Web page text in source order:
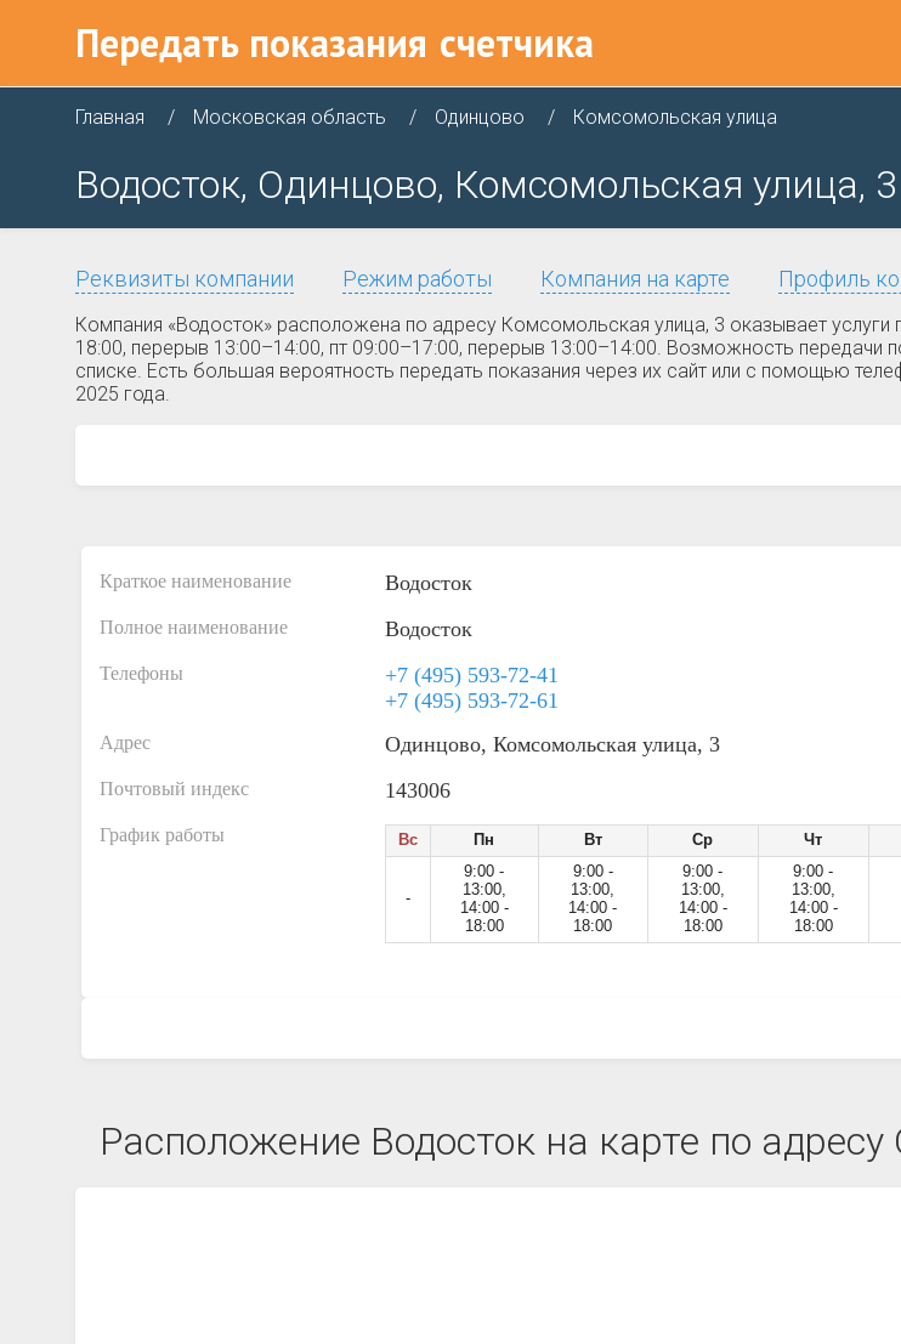
Передать показания счетчика
Главная Московская область Одинцово Комсомольская улица
Водосток, Одинцово, Комсомольская улица, 3
Реквизиты компании Режим работы Компания на карте Профиль
Компания «Водосток» расположена по адресу Комсомольская улица, 3 оказывает
18:00, перерыв 13:00–14:00, пт 09:00–17:00, перерыв 13:00–14:00. Возможность
списке. Есть большая вероятность передать показания через их сайт или с помощью
2025 года.
Краткое наименование Водосток
Полное наименование Водосток
Телефоны
+7 (495) 593-72-41
+7 (495) 593-72-61
Адрес Одинцово, Комсомольская улица, 3
Почтовый индекс 143006
График работы Вс Пн Вт Ср Чт
-
9:00 -
13:00,
14:00 -
18:00
9:00 -
13:00,
14:00 -
18:00
9:00 -
13:00,
14:00 -
18:00
9:00 -
13:00,
14:00 -
18:00
Расположение Водосток на карте по